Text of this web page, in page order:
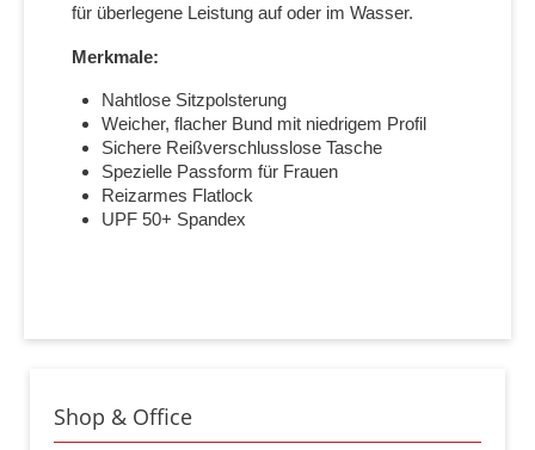
für überlegene Leistung auf oder im Wasser.
Merkmale:
Nahtlose Sitzpolsterung
Weicher, flacher Bund mit niedrigem Profil
Sichere Reißverschlusslose Tasche
Spezielle Passform für Frauen
Reizarmes Flatlock
UPF 50+ Spandex
Shop & Office